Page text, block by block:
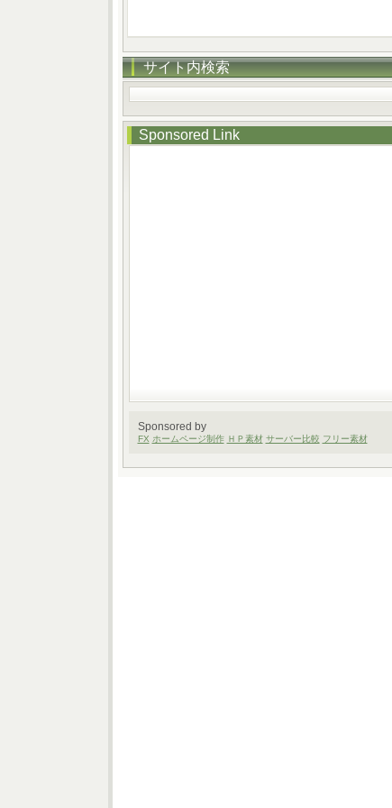
サイト内検索
Sponsored Link
Sponsored by
FX ホームページ制作 ＨＰ素材 サーバー比較 フリー素材